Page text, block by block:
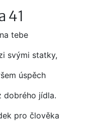
41
tebe
svými statky,
úspěch
dobrého jídla.
pro člověka